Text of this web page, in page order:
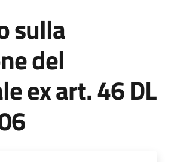
sulla
del
ex art. 46 DL